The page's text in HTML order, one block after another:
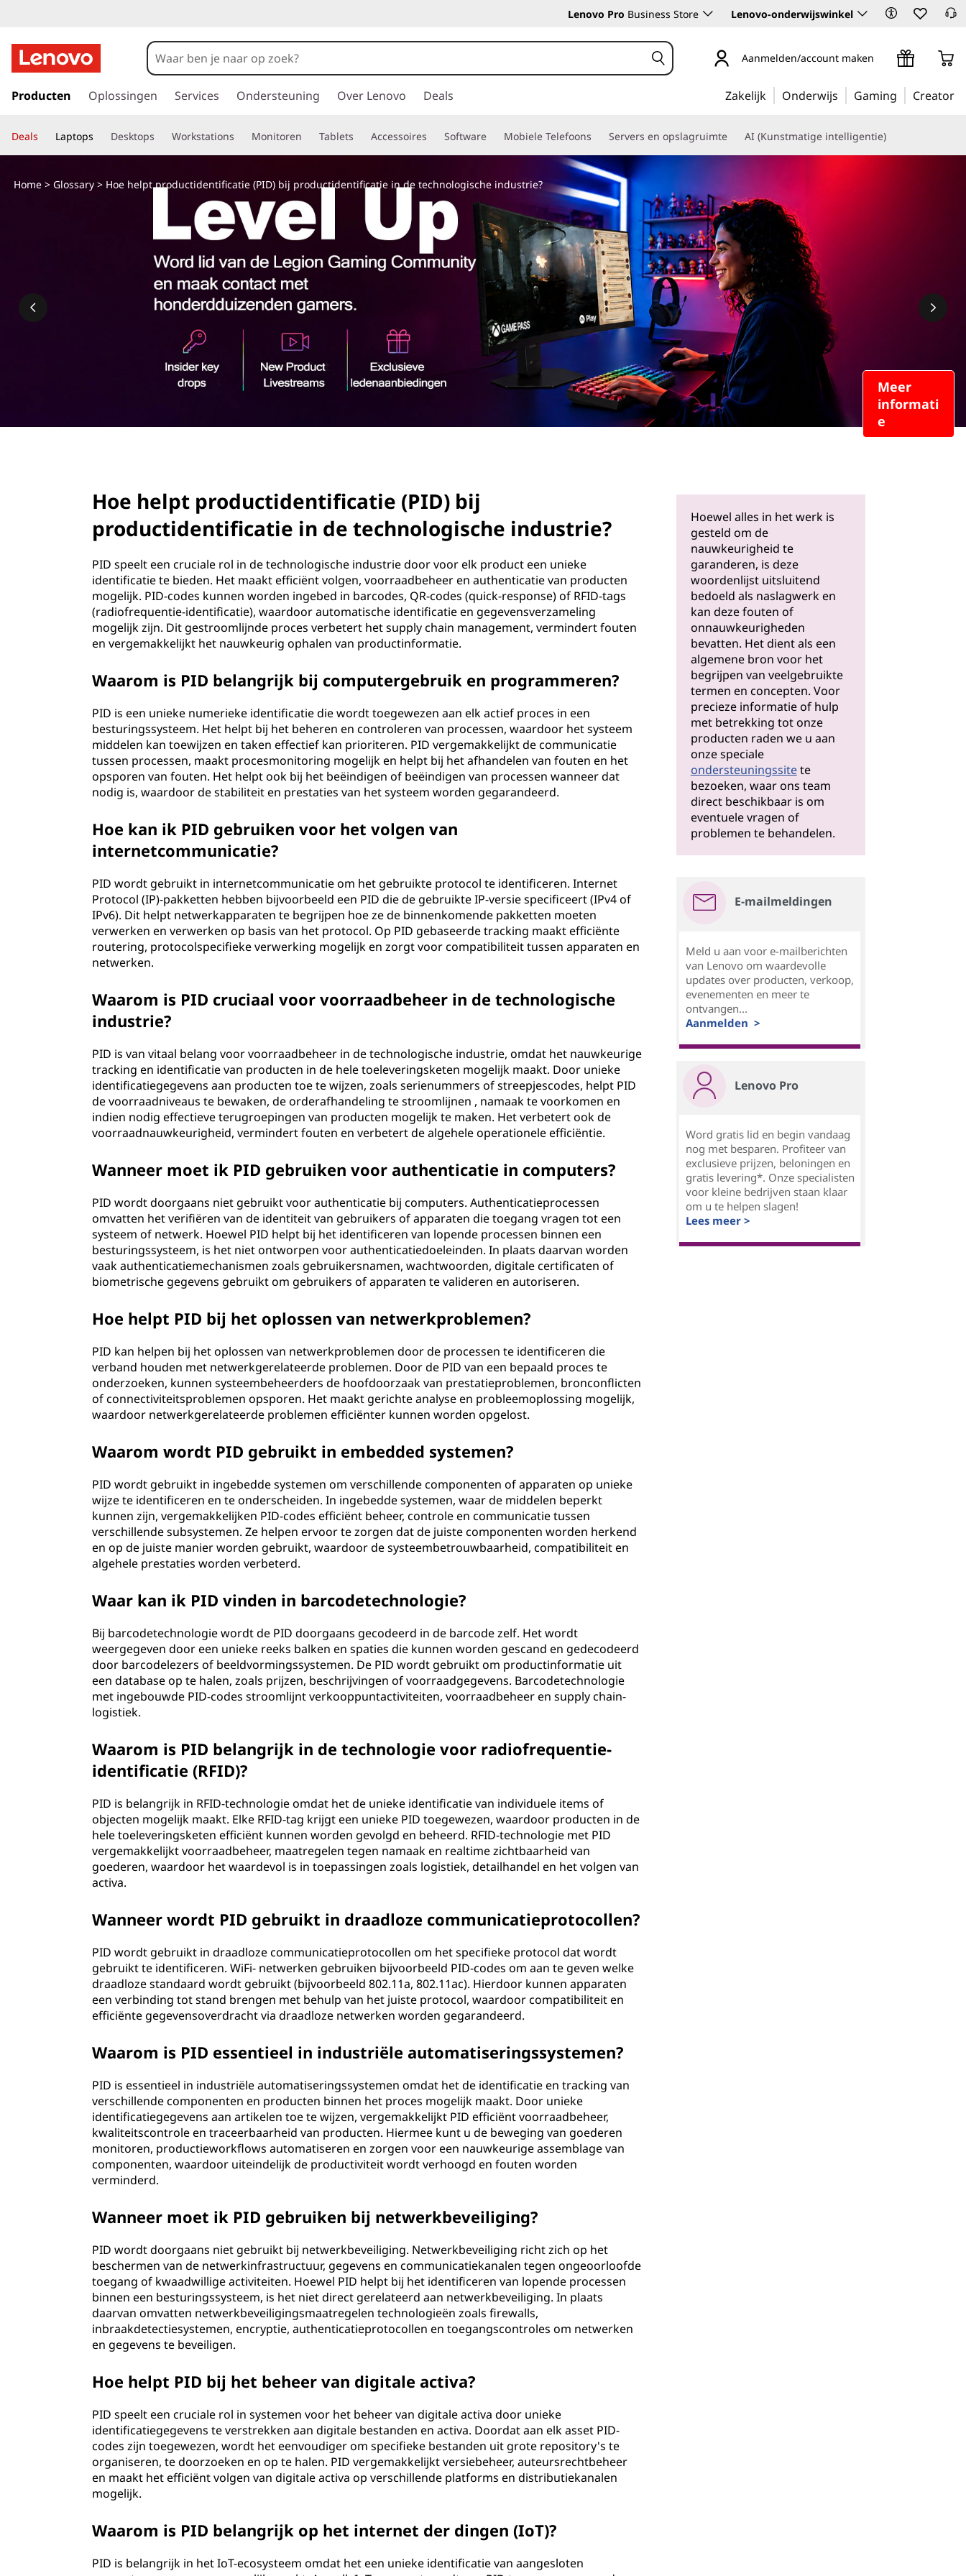
Lenovo Pro Business Store Lenovo-onderwijswinkel
a
a
r
e
Aanmelden/account maken
Producten Oplossingen Services Ondersteuning Over Lenovo Deals Zakelijk Onderwijs Gaming Creator
Deals Laptops Desktops Workstations Monitoren Tablets Accessoires Software Mobiele Telefoons Servers en opslagruimte AI (Kunstmatige intelligentie)
Meer
informati
e
Home> Glossary> Hoe helpt productidentificatie (PID) bij productidentificatie in de technologische industrie?
Hoe helpt productidentificatie (PID) bij
productidentificatie in de technologische industrie?
PID speelt een cruciale rol in de technologische industrie door voor elk product een unieke
identificatie te bieden. Het maakt efficiënt volgen, voorraadbeheer en authenticatie van producten
mogelijk. PID-codes kunnen worden ingebed in barcodes, QR-codes (quick-response) of RFID-tags
(radiofrequentie-identificatie), waardoor automatische identificatie en gegevensverzameling
mogelijk zijn. Dit gestroomlijnde proces verbetert het supply chain management, vermindert fouten
en vergemakkelijkt het nauwkeurig ophalen van productinformatie.
Waarom is PID belangrijk bij computergebruik en programmeren?
PID is een unieke numerieke identificatie die wordt toegewezen aan elk actief proces in een
besturingssysteem. Het helpt bij het beheren en controleren van processen, waardoor het systeem
middelen kan toewijzen en taken effectief kan prioriteren. PID vergemakkelijkt de communicatie
tussen processen, maakt procesmonitoring mogelijk en helpt bij het afhandelen van fouten en het
opsporen van fouten. Het helpt ook bij het beëindigen of beëindigen van processen wanneer dat
nodig is, waardoor de stabiliteit en prestaties van het systeem worden gegarandeerd.
Hoe kan ik PID gebruiken voor het volgen van
internetcommunicatie?
PID wordt gebruikt in internetcommunicatie om het gebruikte protocol te identificeren. Internet
Protocol (IP)-pakketten hebben bijvoorbeeld een PID die de gebruikte IP-versie specificeert (IPv4 of
IPv6). Dit helpt netwerkapparaten te begrijpen hoe ze de binnenkomende pakketten moeten
verwerken en verwerken op basis van het protocol. Op PID gebaseerde tracking maakt efficiënte
routering, protocolspecifieke verwerking mogelijk en zorgt voor compatibiliteit tussen apparaten en
netwerken.
Waarom is PID cruciaal voor voorraadbeheer in de technologische
industrie?
PID is van vitaal belang voor voorraadbeheer in de technologische industrie, omdat het nauwkeurige
tracking en identificatie van producten in de hele toeleveringsketen mogelijk maakt. Door unieke
identificatiegegevens aan producten toe te wijzen, zoals serienummers of streepjescodes, helpt PID
de voorraadniveaus te bewaken, de orderafhandeling te stroomlijnen , namaak te voorkomen en
indien nodig effectieve terugroepingen van producten mogelijk te maken. Het verbetert ook de
voorraadnauwkeurigheid, vermindert fouten en verbetert de algehele operationele efficiëntie.
Wanneer moet ik PID gebruiken voor authenticatie in computers?
PID wordt doorgaans niet gebruikt voor authenticatie bij computers. Authenticatieprocessen
omvatten het verifiëren van de identiteit van gebruikers of apparaten die toegang vragen tot een
systeem of netwerk. Hoewel PID helpt bij het identificeren van lopende processen binnen een
besturingssysteem, is het niet ontworpen voor authenticatiedoeleinden. In plaats daarvan worden
vaak authenticatiemechanismen zoals gebruikersnamen, wachtwoorden, digitale certificaten of
biometrische gegevens gebruikt om gebruikers of apparaten te valideren en autoriseren.
Hoe helpt PID bij het oplossen van netwerkproblemen?
PID kan helpen bij het oplossen van netwerkproblemen door de processen te identificeren die
verband houden met netwerkgerelateerde problemen. Door de PID van een bepaald proces te
onderzoeken, kunnen systeembeheerders de hoofdoorzaak van prestatieproblemen, bronconflicten
of connectiviteitsproblemen opsporen. Het maakt gerichte analyse en probleemoplossing mogelijk,
waardoor netwerkgerelateerde problemen efficiënter kunnen worden opgelost.
Waarom wordt PID gebruikt in embedded systemen?
PID wordt gebruikt in ingebedde systemen om verschillende componenten of apparaten op unieke
wijze te identificeren en te onderscheiden. In ingebedde systemen, waar de middelen beperkt
kunnen zijn, vergemakkelijken PID-codes efficiënt beheer, controle en communicatie tussen
verschillende subsystemen. Ze helpen ervoor te zorgen dat de juiste componenten worden herkend
en op de juiste manier worden gebruikt, waardoor de systeembetrouwbaarheid, compatibiliteit en
algehele prestaties worden verbeterd.
Waar kan ik PID vinden in barcodetechnologie?
Bij barcodetechnologie wordt de PID doorgaans gecodeerd in de barcode zelf. Het wordt
weergegeven door een unieke reeks balken en spaties die kunnen worden gescand en gedecodeerd
door barcodelezers of beeldvormingssystemen. De PID wordt gebruikt om productinformatie uit
een database op te halen, zoals prijzen, beschrijvingen of voorraadgegevens. Barcodetechnologie
met ingebouwde PID-codes stroomlijnt verkooppuntactiviteiten, voorraadbeheer en supply chain-
logistiek.
Waarom is PID belangrijk in de technologie voor radiofrequentie-
identificatie (RFID)?
PID is belangrijk in RFID-technologie omdat het de unieke identificatie van individuele items of
objecten mogelijk maakt. Elke RFID-tag krijgt een unieke PID toegewezen, waardoor producten in de
hele toeleveringsketen efficiënt kunnen worden gevolgd en beheerd. RFID-technologie met PID
vergemakkelijkt voorraadbeheer, maatregelen tegen namaak en realtime zichtbaarheid van
goederen, waardoor het waardevol is in toepassingen zoals logistiek, detailhandel en het volgen van
activa.
Wanneer wordt PID gebruikt in draadloze communicatieprotocollen?
PID wordt gebruikt in draadloze communicatieprotocollen om het specifieke protocol dat wordt
gebruikt te identificeren. WiFi- netwerken gebruiken bijvoorbeeld PID-codes om aan te geven welke
draadloze standaard wordt gebruikt (bijvoorbeeld 802.11a, 802.11ac). Hierdoor kunnen apparaten
een verbinding tot stand brengen met behulp van het juiste protocol, waardoor compatibiliteit en
efficiënte gegevensoverdracht via draadloze netwerken worden gegarandeerd.
Waarom is PID essentieel in industriële automatiseringssystemen?
PID is essentieel in industriële automatiseringssystemen omdat het de identificatie en tracking van
verschillende componenten en producten binnen het proces mogelijk maakt. Door unieke
identificatiegegevens aan artikelen toe te wijzen, vergemakkelijkt PID efficiënt voorraadbeheer,
kwaliteitscontrole en traceerbaarheid van producten. Hiermee kunt u de beweging van goederen
monitoren, productieworkflows automatiseren en zorgen voor een nauwkeurige assemblage van
componenten, waardoor uiteindelijk de productiviteit wordt verhoogd en fouten worden
verminderd.
Wanneer moet ik PID gebruiken bij netwerkbeveiliging?
PID wordt doorgaans niet gebruikt bij netwerkbeveiliging. Netwerkbeveiliging richt zich op het
beschermen van de netwerkinfrastructuur, gegevens en communicatiekanalen tegen ongeoorloofde
toegang of kwaadwillige activiteiten. Hoewel PID helpt bij het identificeren van lopende processen
binnen een besturingssysteem, is het niet direct gerelateerd aan netwerkbeveiliging. In plaats
daarvan omvatten netwerkbeveiligingsmaatregelen technologieën zoals firewalls,
inbraakdetectiesystemen, encryptie, authenticatieprotocollen en toegangscontroles om netwerken
en gegevens te beveiligen.
Hoe helpt PID bij het beheer van digitale activa?
PID speelt een cruciale rol in systemen voor het beheer van digitale activa door unieke
identificatiegegevens te verstrekken aan digitale bestanden en activa. Doordat aan elk asset PID-
codes zijn toegewezen, wordt het eenvoudiger om specifieke bestanden uit grote repository's te
organiseren, te doorzoeken en op te halen. PID vergemakkelijkt versiebeheer, auteursrechtbeheer
en maakt het efficiënt volgen van digitale activa op verschillende platforms en distributiekanalen
mogelijk.
Waarom is PID belangrijk op het internet der dingen (IoT)?
PID is belangrijk in het IoT-ecosysteem omdat het een unieke identificatie van aangesloten
Hoewel alles in het werk is
gesteld om de
nauwkeurigheid te
garanderen, is deze
woordenlijst uitsluitend
bedoeld als naslagwerk en
kan deze fouten of
onnauwkeurigheden
bevatten. Het dient als een
algemene bron voor het
begrijpen van veelgebruikte
termen en concepten. Voor
precieze informatie of hulp
met betrekking tot onze
producten raden we u aan
onze speciale
ondersteuningssitete
bezoeken, waar ons team
direct beschikbaar is om
eventuele vragen of
problemen te behandelen.
E-mailmeldingen
Meld u aan voor e-mailberichten
van Lenovo om waardevolle
updates over producten, verkoop,
evenementen en meer te
ontvangen...
Aanmelden >
Lenovo Pro
Word gratis lid en begin vandaag
nog met besparen. Profiteer van
exclusieve prijzen, beloningen en
gratis levering*. Onze specialisten
voor kleine bedrijven staan klaar
om u te helpen slagen!
Lees meer >